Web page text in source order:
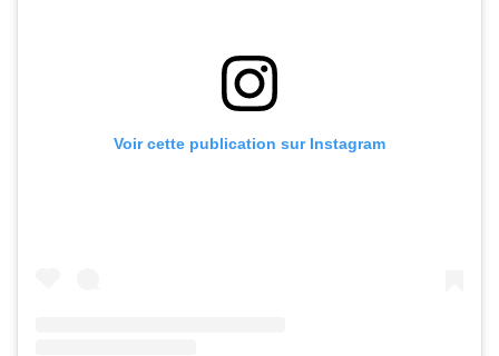
Voir cette publication sur Instagram